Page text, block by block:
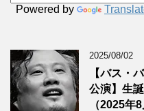
Powered by
2025/08/02
【バス・
公演】生
（2025年